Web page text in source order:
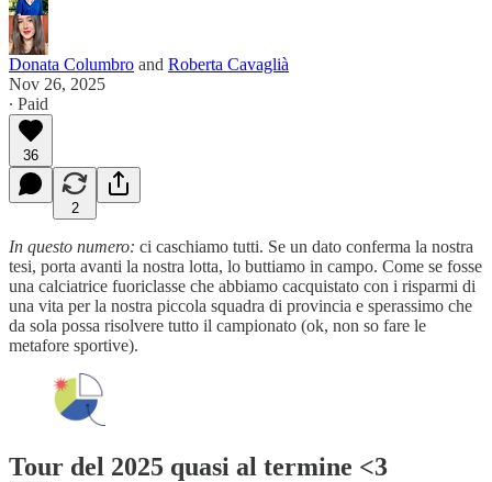
Donata Columbro and Roberta Cavaglià
Nov 26, 2025
∙ Paid
36
2
In questo numero: ci caschiamo tutti. Se un dato conferma la nostra
tesi, porta avanti la nostra lotta, lo buttiamo in campo. Come se fosse
una calciatrice fuoriclasse che abbiamo cacquistato con i risparmi di
una vita per la nostra piccola squadra di provincia e sperassimo che
da sola possa risolvere tutto il campionato (ok, non so fare le
metafore sportive).
Tour del 2025 quasi al termine <3